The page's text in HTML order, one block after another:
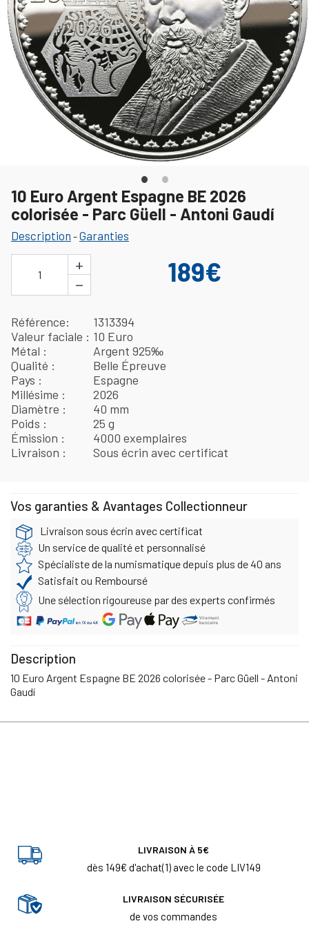
10 Euro Argent Espagne BE 2026
colorisée - Parc Güell - Antoni Gaudí
Description -Garanties
1
+
−
189€
Référence
1313394
Valeur faciale
10 Euro
Métal
Argent 925‰
Qualité
Belle Épreuve
Pays
Espagne
Millésime
2026
Diamètre
40 mm
Poids
25 g
Émission
4000 exemplaires
Livraison
Sous écrin avec certificat
Vos garanties & Avantages Collectionneur
Livraison sous écrin avec certificat
Un service de qualité et personnalisé
Spécialiste de la numismatique depuis plus de 40 ans
Satisfait ou Remboursé
Une sélection rigoureuse par des experts confirmés
Description
10 Euro Argent Espagne BE 2026 colorisée - Parc Güell - Antoni
Gaudí
LIVRAISON À 5€
dès 149€ d'achat(1) avec le code LIV149
LIVRAISON SÉCURISÉE
de vos commandes